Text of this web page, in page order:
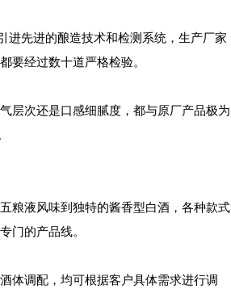
进先进的酿造技术和检测系统，生产厂家
要经过数十道严格检验。
层次还是口感细腻度，都与原厂产品极为
粮液风味到独特的酱香型白酒，各种款式
门的产品线。
体调配，均可根据客户具体需求进行调